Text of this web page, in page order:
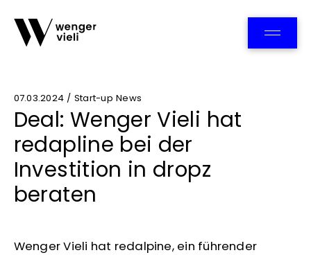
07.03.2024 / Start-up News
Deal: Wenger Vieli hat
redapline bei der
Investition in dropz
beraten
Wenger Vieli hat redalpine, ein führender